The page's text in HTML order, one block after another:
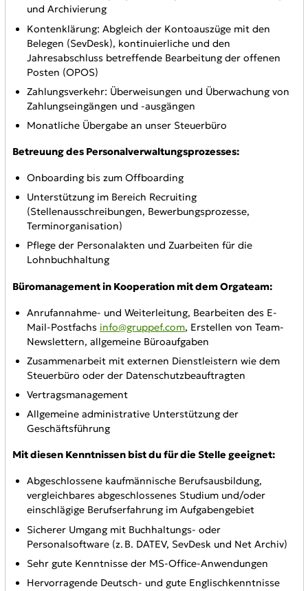
und Archivierung
Kontenklärung: Abgleich der Kontoauszüge mit den
Belegen (SevDesk), kontinuierliche und den
Jahresabschluss betreffende Bearbeitung der offenen
Posten (OPOS)
Zahlungsverkehr: Überweisungen und Überwachung von
Zahlungseingängen und -ausgängen
Monatliche Übergabe an unser Steuerbüro
Betreuung des Personalverwaltungsprozesses:
Onboarding bis zum Offboarding
Unterstützung im Bereich Recruiting
(Stellenausschreibungen, Bewerbungsprozesse,
Terminorganisation)
Pflege der Personalakten und Zuarbeiten für die
Lohnbuchhaltung
Büromanagement in Kooperation mit dem Orgateam:
Anrufannahme- und Weiterleitung, Bearbeiten des E-
Mail-Postfachs info@gruppef.com, Erstellen von Team-
Newslettern, allgemeine Büroaufgaben
Zusammenarbeit mit externen Dienstleistern wie dem
Steuerbüro oder der Datenschutzbeauftragten
Vertragsmanagement
Allgemeine administrative Unterstützung der
Geschäftsführung
Mit diesen Kenntnissen bist du für die Stelle geeignet:
Abgeschlossene kaufmännische Berufsausbildung,
vergleichbares abgeschlossenes Studium und/oder
einschlägige Berufserfahrung im Aufgabengebiet
Sicherer Umgang mit Buchhaltungs- oder
Personalsoftware (z. B. DATEV, SevDesk und Net Archiv)
Sehr gute Kenntnisse der MS-Office-Anwendungen
Hervorragende Deutsch- und gute Englischkenntnisse